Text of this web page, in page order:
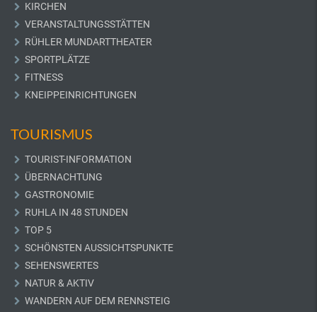
KIRCHEN
VERANSTALTUNGSSTÄTTEN
RÜHLER MUNDARTTHEATER
SPORTPLÄTZE
FITNESS
KNEIPPEINRICHTUNGEN
TOURISMUS
TOURIST-INFORMATION
ÜBERNACHTUNG
GASTRONOMIE
RUHLA IN 48 STUNDEN
TOP 5
SCHÖNSTEN AUSSICHTSPUNKTE
SEHENSWERTES
NATUR & AKTIV
WANDERN AUF DEM RENNSTEIG